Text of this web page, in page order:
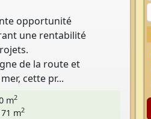
opportunité
une rentabilité
de la route et
cette pr...
m2
m2